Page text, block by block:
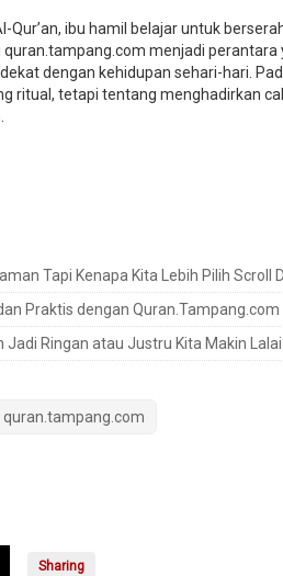
Qur’an, ibu hamil belajar untuk
menjadi
dengan kehidupan sehari-hari.
ritual, tetapi tentang menghadirkan
Tapi Kenapa Kita Lebih Pilih Scroll
Praktis dengan Quran.Tampang.com
Jadi Ringan atau Justru Kita Makin
quran.tampang.com
Sharing